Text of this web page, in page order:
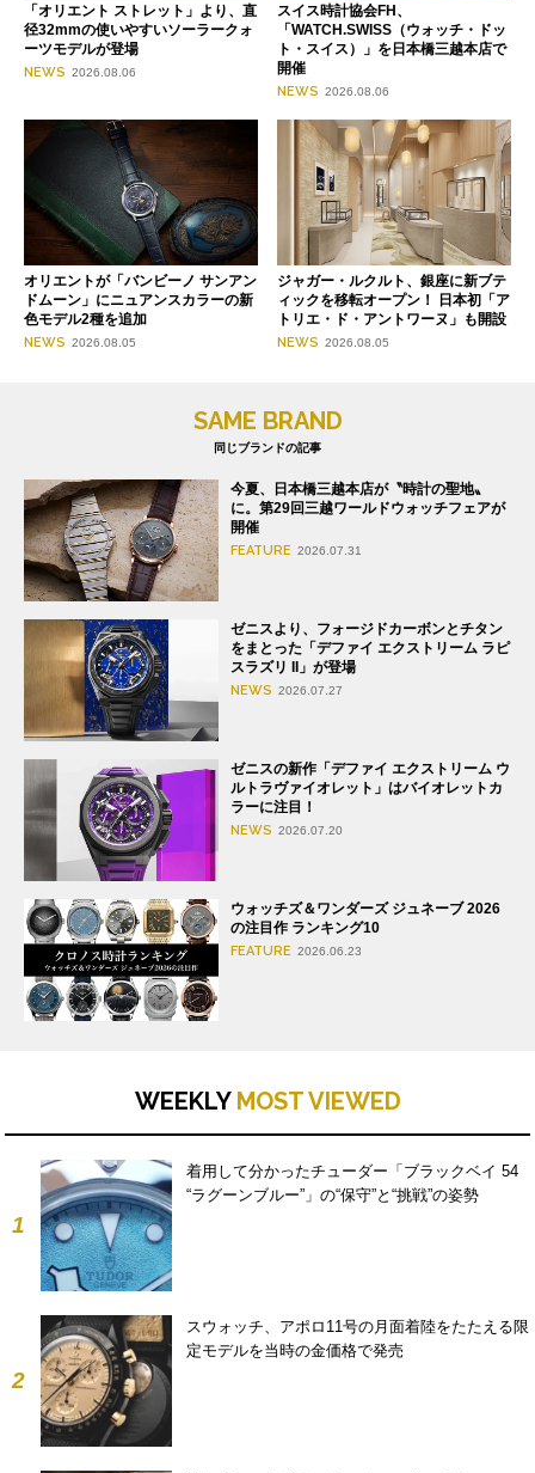
「オリエント ストレット」より、直
径32mmの使いやすいソーラークォ
ーツモデルが登場
NEWS 2026.08.06
スイス時計協会FH、
「WATCH.SWISS（ウォッチ・ドッ
ト・スイス）」を日本橋三越本店で
開催
NEWS 2026.08.06
オリエントが「バンビーノ サンアン
ドムーン」にニュアンスカラーの新
色モデル2種を追加
NEWS 2026.08.05
ジャガー・ルクルト、銀座に新ブテ
ィックを移転オープン！ 日本初「ア
トリエ・ド・アントワーヌ」も開設
NEWS 2026.08.05
SAME BRAND
同じブランドの記事
今夏、日本橋三越本店が〝時計の聖地〟
に。第29回三越ワールドウォッチフェアが
開催
FEATURE 2026.07.31
ゼニスより、フォージドカーボンとチタン
をまとった「デファイ エクストリーム ラピ
スラズリ II」が登場
NEWS 2026.07.27
ゼニスの新作「デファイ エクストリーム ウ
ルトラヴァイオレット」はバイオレットカ
ラーに注目！
NEWS 2026.07.20
ウォッチズ＆ワンダーズ ジュネーブ 2026
の注目作 ランキング10
FEATURE 2026.06.23
WEEKLY MOST VIEWED
1
着用して分かったチューダー「ブラックベイ 54
“ラグーンブルー”」の“保守”と“挑戦”の姿勢
2
スウォッチ、アポロ11号の月面着陸をたたえる限
定モデルを当時の金価格で発売